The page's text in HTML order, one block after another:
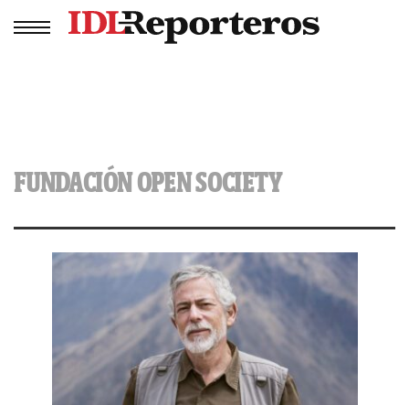
FUNDACIÓN OPEN SOCIETY